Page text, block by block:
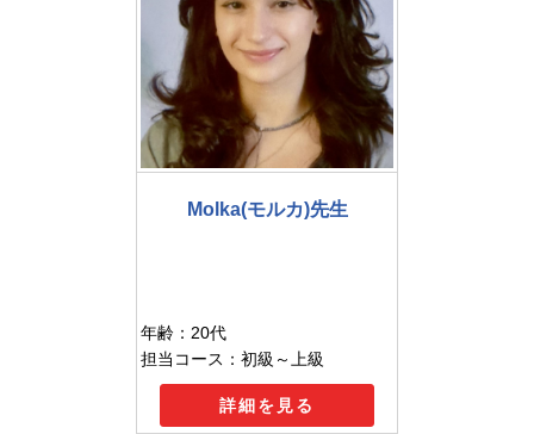
Molka(モルカ)先生
年齢：20代
担当コース：初級～上級
詳細を見る